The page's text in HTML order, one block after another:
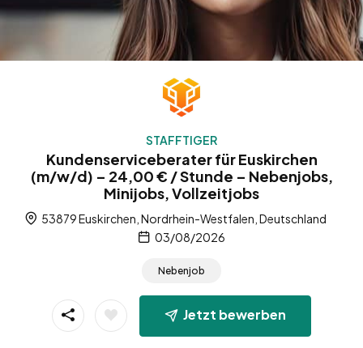
STAFFTIGER
Kundenserviceberater für Euskirchen
(m/w/d) – 24,00 € / Stunde – Nebenjobs,
Minijobs, Vollzeitjobs
53879 Euskirchen, Nordrhein-Westfalen, Deutschland
03/08/2026
Nebenjob
Jetzt bewerben